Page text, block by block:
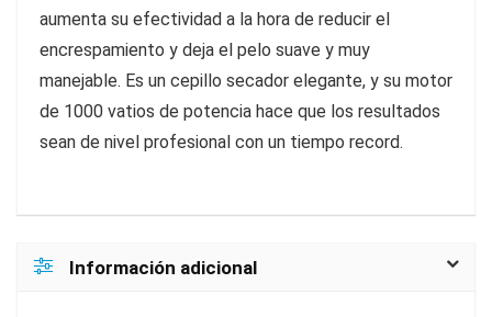
aumenta su efectividad a la hora de reducir el
encrespamiento y deja el pelo suave y muy
manejable. Es un cepillo secador elegante, y su motor
de 1000 vatios de potencia hace que los resultados
sean de nivel profesional con un tiempo record.
Información adicional